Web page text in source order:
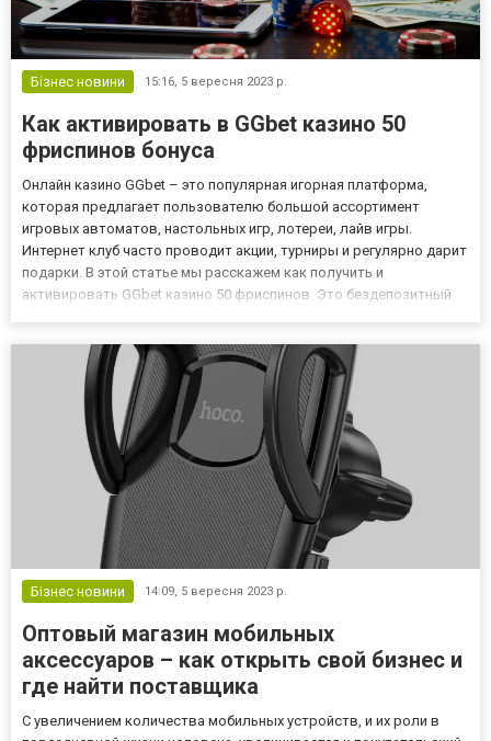
Бізнес новини 15:16, 5 вересня 2023 р.
Как активировать в GGbet казино 50
фриспинов бонуса
Онлайн казино GGbet – это популярная игорная платформа,
которая предлагает пользователю большой ассортимент
игровых автоматов, настольных игр, лотереи, лайв игры.
Интернет клуб часто проводит акции, турниры и регулярно дарит
подарки. В этой статье мы расскажем как получить и
активировать GGbet казино 50 фриспинов. Это бездепозитный
привлечения игроков....
Бізнес новини 14:09, 5 вересня 2023 р.
Оптовый магазин мобильных
аксессуаров – как открыть свой бизнес и
где найти поставщика
С увеличением количества мобильных устройств, и их роли в